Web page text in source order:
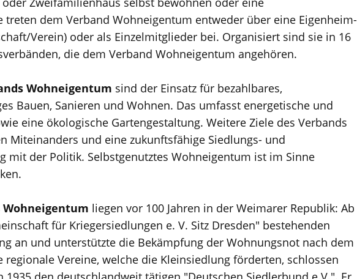
treten dem Verband Wohneigentum entweder über eine Eigenheim-
Verein) oder als Einzelmitglieder bei. Organisiert sind sie in 16
die dem Verband Wohneigentum angehören.
Wohneigentum sind der Einsatz für bezahlbares,
Bauen, Sanieren und Wohnen. Das umfasst energetische und
eine ökologische Gartengestaltung. Weitere Ziele des Verbands
Miteinanders und eine zukunftsfähige Siedlungs- und
mit der Politik. Selbstgenutztes Wohneigentum ist im Sinne
Wohneigentum liegen vor 100 Jahren in der Weimarer Republik: Ab
für Kriegersiedlungen e. V. Sitz Dresden" bestehenden
an und unterstützte die Bekämpfung der Wohnungsnot nach dem
regionale Vereine, welche die Kleinsiedlung förderten, schlossen